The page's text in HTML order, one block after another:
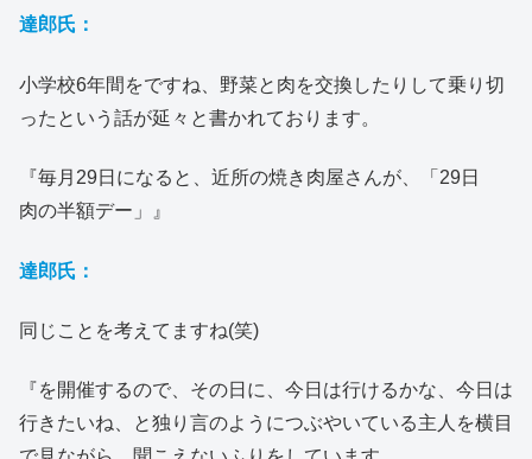
達郎氏：
小学校6年間をですね、野菜と肉を交換したりして乗り切
ったという話が延々と書かれております。
『毎月29日になると、近所の焼き肉屋さんが、「29日
肉の半額デー」』
達郎氏：
同じことを考えてますね(笑)
『を開催するので、その日に、今日は行けるかな、今日は
行きたいね、と独り言のようにつぶやいている主人を横目